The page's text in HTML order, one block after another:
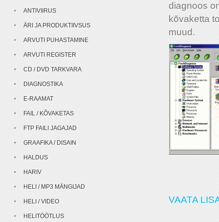
diagnoos
kõvaketta
muud.
VAATA
ANTIVIIRUS
ÄRI JA PRODUKTIIVSUS
ARVUTI PUHASTAMINE
ARVUTI REGISTER
CD / DVD TARKVARA
DIAGNOSTIKA
E-RAAMAT
FAIL / KÕVAKETAS
FTP FAILI JAGAJAD
GRAAFIKA / DISAIN
HALDUS
HARIV
HELI / MP3 MÄNGIJAD
HELI / VIDEO
HELITÖÖTLUS